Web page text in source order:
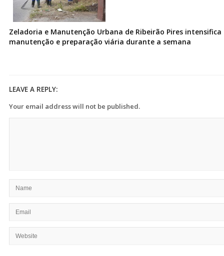
Zeladoria e Manutenção Urbana de Ribeirão Pires intensifica
manutenção e preparação viária durante a semana
LEAVE A REPLY:
Your email address will not be published.